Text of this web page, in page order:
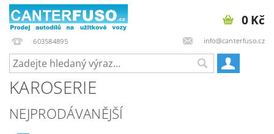
603584895 info@canterfuso.cz
0 Kč
KAROSERIE
NEJPRODÁVANĚJŠÍ